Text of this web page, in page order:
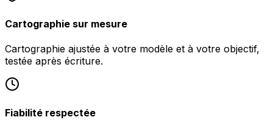
Cartographie sur mesure
Cartographie ajustée à votre modèle et à votre objectif,
testée après écriture.
Fiabilité respectée